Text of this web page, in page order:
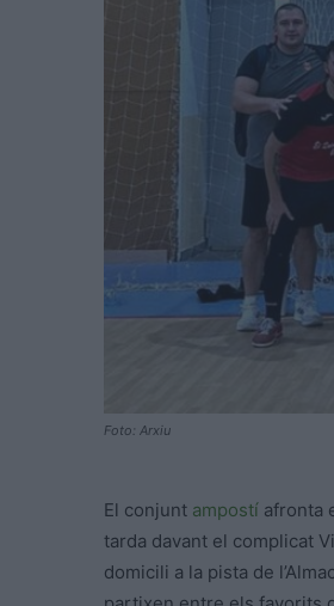
Foto: Arxiu
El conjunt ampostí afronta
tarda davant el complicat
domicili a la pista de